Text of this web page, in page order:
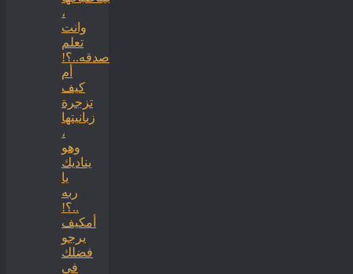
،
وانت
تعلم
صدقه..؟!
أم
كيف
تزجرة
زبانيتها
،
وهو
يناديك
يا
ربه
..؟!
أمكيف
يرجو
فضلك
في